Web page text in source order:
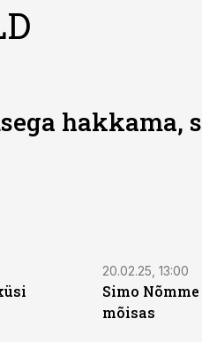
hakkama,
20.02.25, 13:00
Simo
mõisas